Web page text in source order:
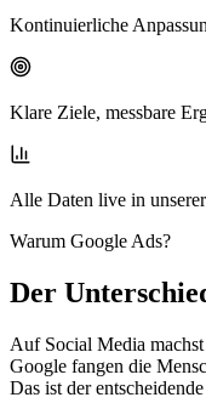
Kontinuierliche
Klare Ziele, messbare
Alle Daten live in
Warum Google Ads?
Der
Auf Social Media
Google fangen die
Das ist der